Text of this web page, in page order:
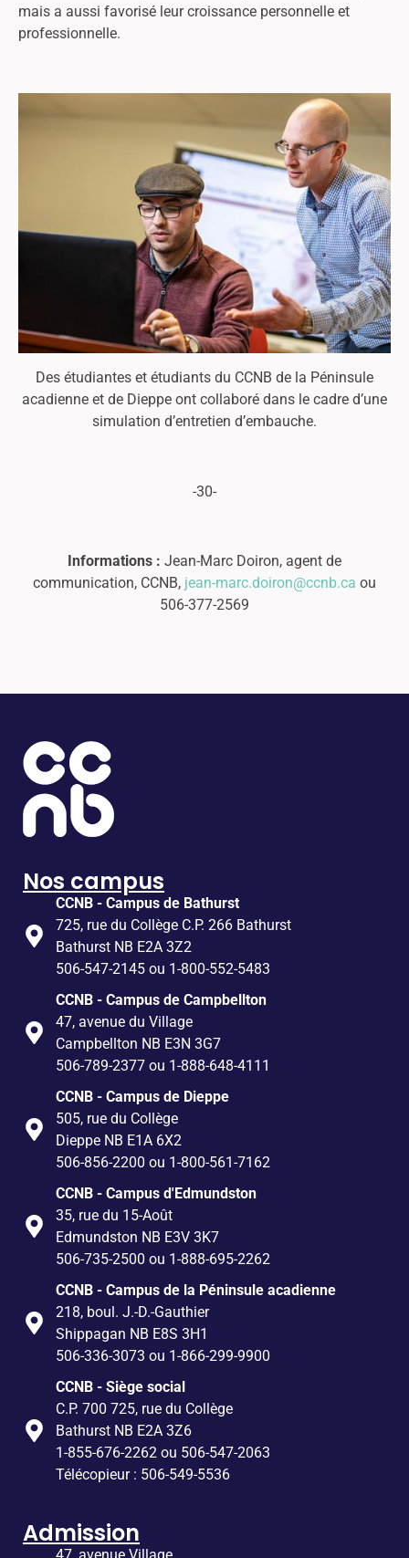
mais a aussi favorisé leur croissance personnelle et
professionnelle.
Des étudiantes et étudiants du CCNB de la Péninsule
acadienne et de Dieppe ont collaboré dans le cadre d’une
simulation d’entretien d’embauche.
-30-
Informations : Jean-Marc Doiron, agent de
communication, CCNB, jean-marc.doiron@ccnb.ca ou
506-377-2569
Nos campus
CCNB - Campus de Bathurst
725, rue du Collège C.P. 266 Bathurst
Bathurst NB E2A 3Z2
506-547-2145 ou 1-800-552-5483
CCNB - Campus de Campbellton
47, avenue du Village
Campbellton NB E3N 3G7
506-789-2377 ou 1-888-648-4111
CCNB - Campus de Dieppe
505, rue du Collège
Dieppe NB E1A 6X2
506-856-2200 ou 1-800-561-7162
CCNB - Campus d'Edmundston
35, rue du 15-Août
Edmundston NB E3V 3K7
506-735-2500 ou 1-888-695-2262
CCNB - Campus de la Péninsule acadienne
218, boul. J.-D.-Gauthier
Shippagan NB E8S 3H1
506-336-3073 ou 1-866-299-9900
CCNB - Siège social
C.P. 700 725, rue du Collège
Bathurst NB E2A 3Z6
1-855-676-2262 ou 506-547-2063
Télécopieur : 506-549-5536
Admission
47, avenue Village